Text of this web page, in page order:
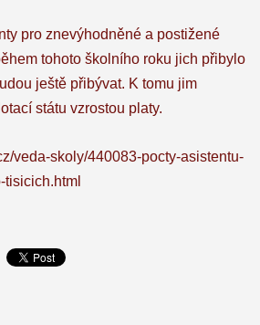
pro znevýhodněné a postižené
tohoto školního roku jich přibylo
ještě přibývat. K tomu jim
státu vzrostou platy.
veda-skoly/440083-pocty-asistentu-